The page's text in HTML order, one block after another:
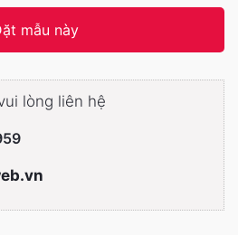
mẫu này
lòng liên hệ